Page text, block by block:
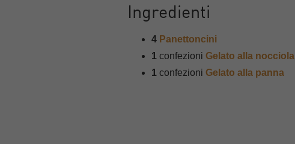
Ingredienti
4 Panettoncini
1 confezioni Gelato alla nocciola
1 confezioni Gelato alla panna